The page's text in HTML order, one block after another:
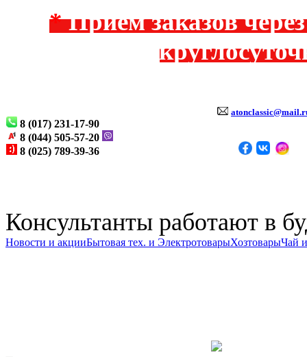
*Прием заказов
8 (017) 231-17-90
8 (044) 505-57-20
8 (025) 789-39-36
Консультанты работают в
Новости и акцииБытовая тех. и ЭлектротоварыХозтоварыЧай